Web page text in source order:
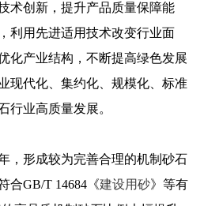
术创新，提升产品质量保障能
利用先进适用技术改变行业面
化产业结构，不断提高绿色发展
现代化、集约化、规模化、标准
行业高质量发展。
，形成较为完善合理的机制砂石
合GB/T 14684《建设用砂》等有